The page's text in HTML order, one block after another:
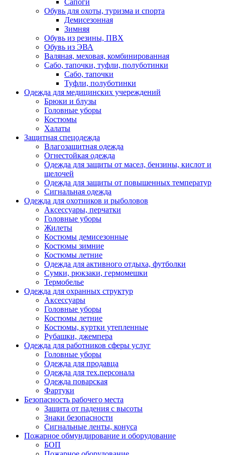
Сапоги
Обувь для охоты, туризма и спорта
Демисезонная
Зимняя
Обувь из резины, ПВХ
Обувь из ЭВА
Валяная, меховая, комбинированная
Сабо, тапочки, туфли, полуботинки
Сабо, тапочки
Туфли, полуботинки
Одежда для медицинских учереждений
Брюки и блузы
Головные уборы
Костюмы
Халаты
Защитная спецодежда
Влагозащитная одежда
Огнестойкая одежда
Одежда для защиты от масел, бензины, кислот и
щелочей
Одежда для защиты от повышенных температур
Сигнальная одежда
Одежда для охотников и рыболовов
Аксессуары, перчатки
Головные уборы
Жилеты
Костюмы демисезонные
Костюмы зимние
Костюмы летние
Одежда для активного отдыха, футболки
Сумки, рюкзаки, гермомешки
Термобелье
Одежда для охранных структур
Аксессуары
Головные уборы
Костюмы летние
Костюмы, куртки утепленные
Рубашки, джемпера
Одежда для работников сферы услуг
Головные уборы
Одежда для продавца
Одежда для тех.персонала
Одежда поварская
Фартуки
Безопасность рабочего места
Защита от падения с высоты
Знаки безопасности
Сигнальные ленты, конуса
Пожарное обмундирование и оборудование
БОП